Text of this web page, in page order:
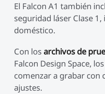
El Falcon A1 también
seguridad láser Clase
doméstico.
Con losarchivos de
Falcon Design Space,
comenzar a grabar con
ajustes.